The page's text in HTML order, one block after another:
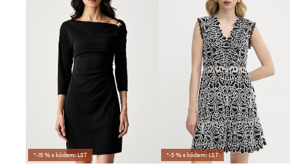
*-15 % s kódem: LST *-5 % s kódem: LST